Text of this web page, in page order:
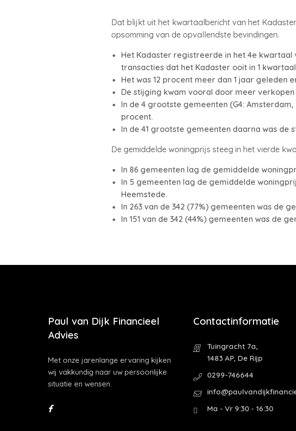
Dat blijkt uit het kwartaalbericht van het
opsomming van de opvallendste bevindingen.
Het Kadaster registreerde in het 4e kwartaal
transacties dat het Kadaster ooit in 1
Het was 12 procent meer dan 1 jaar geleden
De stijging kwam vooral door meer
In de 4 grootste gemeenten (G4:
procent.
In de 41 grootste gemeenten daarna was de
De gemiddelde woningprijs steeg in het vierde
In 86 gemeenten lag de gemiddelde
In 5 gemeenten lag de gemiddelde
Heemstede.
In 263 van de 342 (77%) gemeenten was de
In 151 van de 342 (44%) gemeenten was de
Paul van Dijk Financieel
Advies
Met onze jarenlange ervaring kijken
wij vakkundig naar uw persoonlijke
situatie en wensen.
Contactinformatie
Tuingracht 7a,
1483 AP, De Rijp
0299-746644
Ma - Vr 9:30 - 16:30